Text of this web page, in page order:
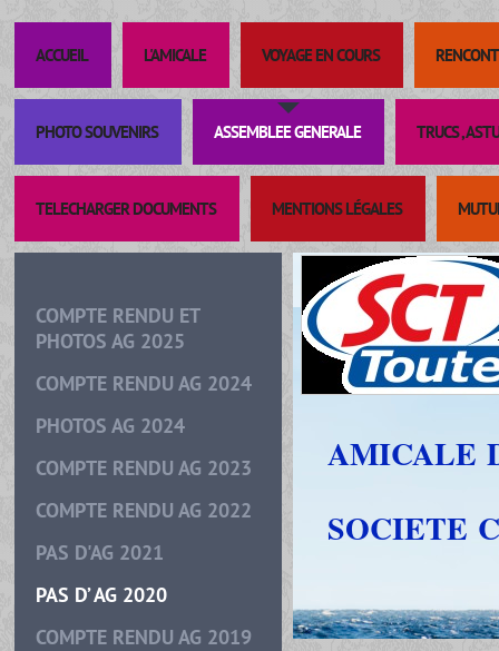
ACCUEIL L'AMICALE VOYAGE EN COURS
PHOTO SOUVENIRS ASSEMBLEE GENERALE TRUCS ,
TELECHARGER DOCUMENTS MENTIONS LÉGALES
COMPTE RENDU ET
PHOTOS AG 2025
COMPTE RENDU AG 2024
PHOTOS AG 2024
COMPTE RENDU AG 2023
COMPTE RENDU AG 2022
PAS D'AG 2021
PAS D’ AG 2020
COMPTE RENDU AG 2019
AMICALE
SOCIETE